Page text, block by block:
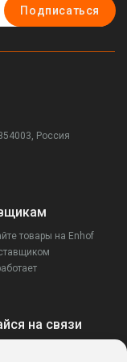
Подписаться
Россия
товары на Enhof
на связи